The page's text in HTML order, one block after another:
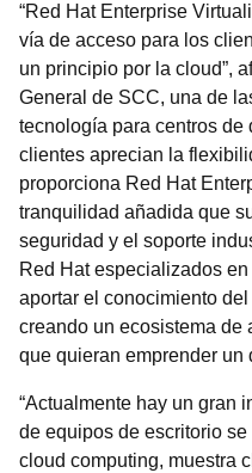
“Red Hat Enterprise
vía de acceso para los
un principio por la cloud”,
General de SCC, una de
tecnología para centros de
clientes aprecian la
proporciona Red Hat
tranquilidad añadida que
seguridad y el soporte
Red Hat especializados
aportar el conocimiento
creando un ecosistema de
que quieran emprender un
“Actualmente hay un gran
de equipos de escritorio se
cloud computing, muestra